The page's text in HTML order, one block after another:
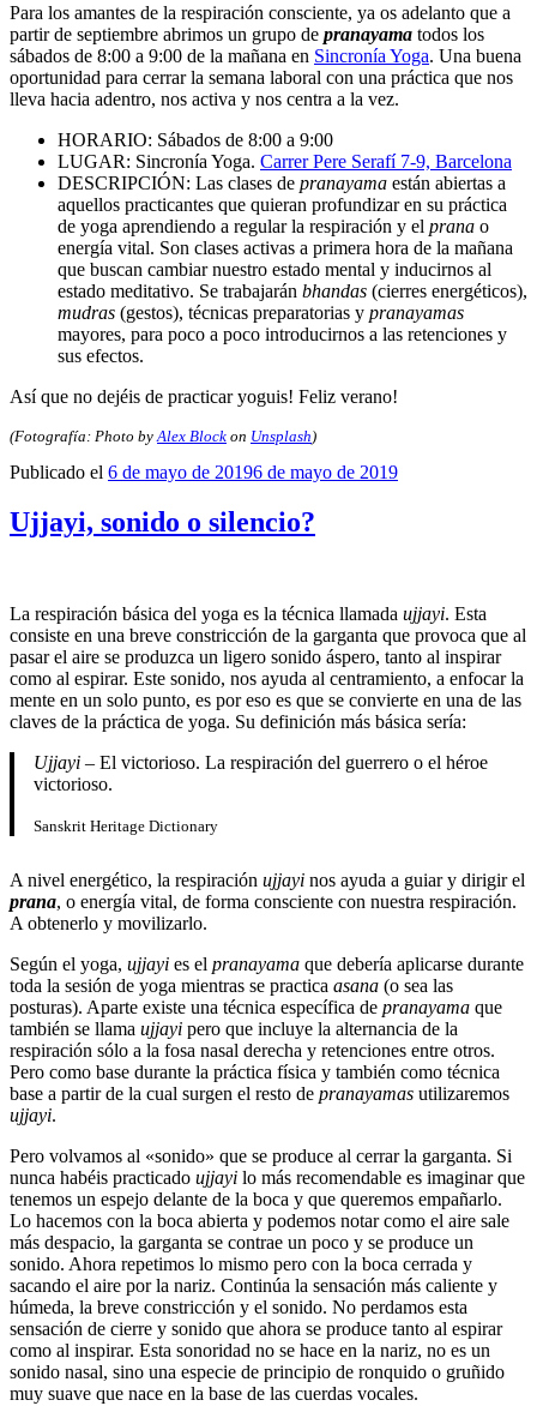
Para los amantes de la respiración consciente, ya os adelanto que a
partir de septiembre abrimos un grupo de pranayama todos los
sábados de 8:00 a 9:00 de la mañana en Sincronía Yoga. Una buena
oportunidad para cerrar la semana laboral con una práctica que nos
lleva hacia adentro, nos activa y nos centra a la vez.
HORARIO: Sábados de 8:00 a 9:00
LUGAR: Sincronía Yoga. Carrer Pere Serafí 7-9, Barcelona
DESCRIPCIÓN: Las clases de pranayama están abiertas a
aquellos practicantes que quieran profundizar en su práctica
de yoga aprendiendo a regular la respiración y el prana o
energía vital. Son clases activas a primera hora de la mañana
que buscan cambiar nuestro estado mental y inducirnos al
estado meditativo. Se trabajarán bhandas (cierres energéticos),
mudras (gestos), técnicas preparatorias y pranayamas
mayores, para poco a poco introducirnos a las retenciones y
sus efectos.
Así que no dejéis de practicar yoguis! Feliz verano!
(Fotografía: Photo by Alex Block on Unsplash)
Publicado el 6 de mayo de 20196 de mayo de 2019
Ujjayi, sonido o silencio?
La respiración básica del yoga es la técnica llamada ujjayi. Esta
consiste en una breve constricción de la garganta que provoca que al
pasar el aire se produzca un ligero sonido áspero, tanto al inspirar
como al espirar. Este sonido, nos ayuda al centramiento, a enfocar la
mente en un solo punto, es por eso es que se convierte en una de las
claves de la práctica de yoga. Su definición más básica sería:
Ujjayi – El victorioso. La respiración del guerrero o el héroe
victorioso.
Sanskrit Heritage Dictionary
A nivel energético, la respiración ujjayi nos ayuda a guiar y dirigir el
prana, o energía vital, de forma consciente con nuestra respiración.
A obtenerlo y movilizarlo.
Según el yoga, ujjayi es el pranayama que debería aplicarse durante
toda la sesión de yoga mientras se practica asana (o sea las
posturas). Aparte existe una técnica específica de pranayama que
también se llama ujjayi pero que incluye la alternancia de la
respiración sólo a la fosa nasal derecha y retenciones entre otros.
Pero como base durante la práctica física y también como técnica
base a partir de la cual surgen el resto de pranayamas utilizaremos
ujjayi.
Pero volvamos al «sonido» que se produce al cerrar la garganta. Si
nunca habéis practicado ujjayi lo más recomendable es imaginar que
tenemos un espejo delante de la boca y que queremos empañarlo.
Lo hacemos con la boca abierta y podemos notar como el aire sale
más despacio, la garganta se contrae un poco y se produce un
sonido. Ahora repetimos lo mismo pero con la boca cerrada y
sacando el aire por la nariz. Continúa la sensación más caliente y
húmeda, la breve constricción y el sonido. No perdamos esta
sensación de cierre y sonido que ahora se produce tanto al espirar
como al inspirar. Esta sonoridad no se hace en la nariz, no es un
sonido nasal, sino una especie de principio de ronquido o gruñido
muy suave que nace en la base de las cuerdas vocales.